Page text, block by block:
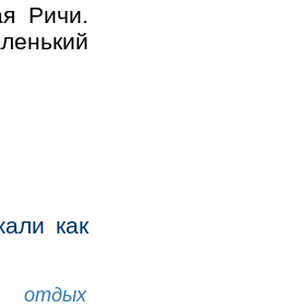
Ричи.
как
отдых